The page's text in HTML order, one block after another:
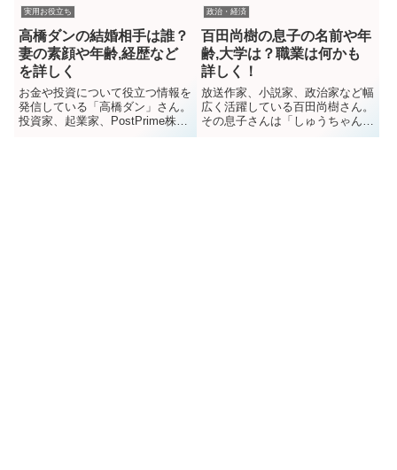
く、100万再生以上の動画もあり
この闇のクマさんは何者なのか、
素顔や本名年齢などのプロフィー
ルをwiki風に詳しく調べてみまし
た！関連）添田詩織議員の...
なんて感じもしそうです。今回は
か、本名や年齢,出身など詳しい
プロフィールから、小池百合子さ
んの息子とも言われれる理由や二
人の関係について、WIKI風に
詳...
実用お役立ち
高橋ダンの結婚相手は誰？
妻の素顔や年齢,経歴など
を詳しく
お金や投資について役立つ情報を
発信している「高橋ダン」さん。
投資家、起業家、PostPrime株式
会社創業者でユーチューバー。活
政治・経済
百田尚樹の息子の名前や年
齢,大学は？職業は何かも
詳しく！
放送作家、小説家、政治家など幅
広く活躍している百田尚樹さん。
その息子さんは「しゅうちゃん」
で親しまれ、大学卒業後、社会人